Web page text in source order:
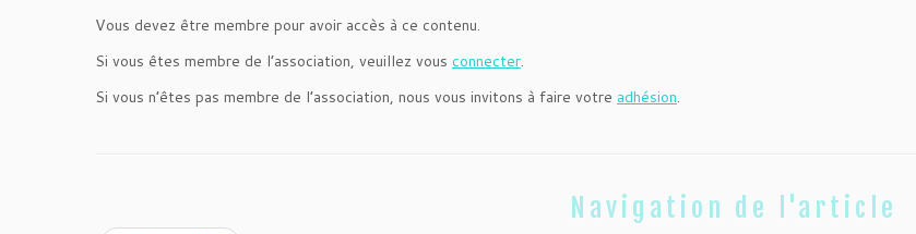
Vous devez être membre pour avoir accès à ce contenu.
Si vous êtes membre de l’association, veuillez vous connecter.
Si vous n’êtes pas membre de l’association, nous vous invitons à faire votre adhésion.
Navigation de l'article